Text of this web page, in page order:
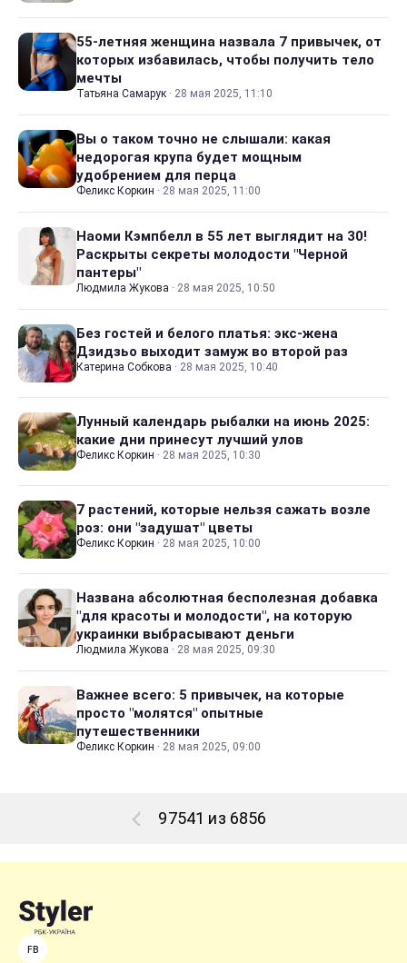
55-летняя женщина назвала 7 привычек, от
которых избавилась, чтобы получить тело
мечты
Татьяна Самарук · 28 мая 2025, 11:10
Вы о таком точно не слышали: какая
недорогая крупа будет мощным
удобрением для перца
Феликс Коркин · 28 мая 2025, 11:00
Наоми Кэмпбелл в 55 лет выглядит на 30!
Раскрыты секреты молодости "Черной
пантеры"
Людмила Жукова · 28 мая 2025, 10:50
Без гостей и белого платья: экс-жена
Дзидзьо выходит замуж во второй раз
Катерина Собкова · 28 мая 2025, 10:40
Лунный календарь рыбалки на июнь 2025:
какие дни принесут лучший улов
Феликс Коркин · 28 мая 2025, 10:30
7 растений, которые нельзя сажать возле
роз: они "задушат" цветы
Феликс Коркин · 28 мая 2025, 10:00
Названа абсолютная бесполезная добавка
"для красоты и молодости", на которую
украинки выбрасывают деньги
Людмила Жукова · 28 мая 2025, 09:30
Важнее всего: 5 привычек, на которые
просто "молятся" опытные
путешественники
Феликс Коркин · 28 мая 2025, 09:00
97541 из 6856
FB